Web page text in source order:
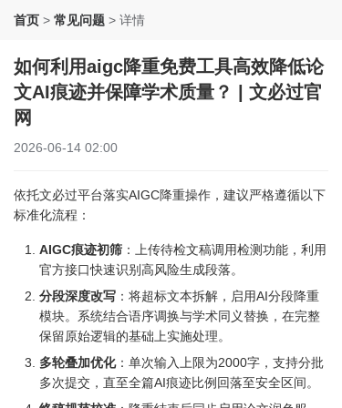
首页 > 常见问题 > 详情
如何利用aigc降重免费工具高效降低论
文AI痕迹并保障学术质量？ | 文必过官
网
2026-06-14 02:00
依托文必过平台落实AIGC降重操作，建议严格遵循以下
标准化流程：
AIGC痕迹初筛 ：上传待检文稿调用检测功能，利用
官方接口快速识别高风险生成段落。
分段深度改写 ：将超标文本拆解，启用AI分段降重
模块。系统结合语序调换与学术同义替换，在完整
保留原始逻辑的基础上实施处理。
多轮叠加优化：单次输入上限为2000字，支持分批
多次提交，直至全篇AI痕迹比例回落至安全区间。